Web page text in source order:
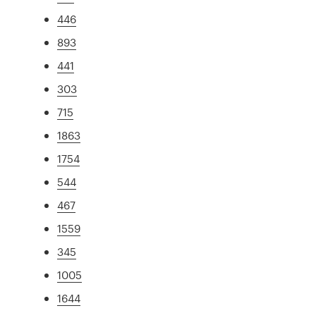
446
893
441
303
715
1863
1754
544
467
1559
345
1005
1644